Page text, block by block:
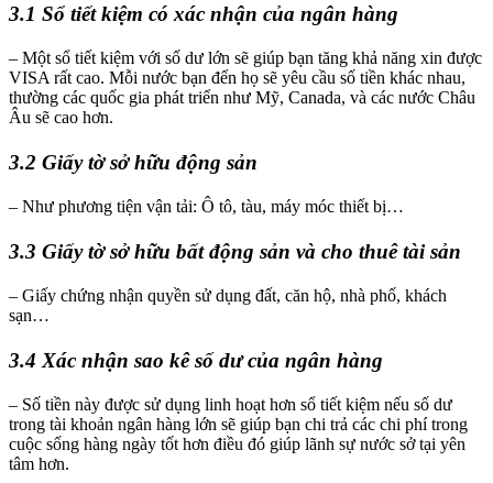
3.1 Sổ tiết kiệm có xác nhận của ngân hàng
– Một sổ tiết kiệm với số dư lớn sẽ giúp bạn tăng khả năng xin được
VISA rất cao. Mỗi nước bạn đến họ sẽ yêu cầu số tiền khác nhau,
thường các quốc gia phát triển như Mỹ, Canada, và các nước Châu
Âu sẽ cao hơn.
3.2 Giấy tờ sở hữu động sản
– Như phương tiện vận tải: Ô tô, tàu, máy móc thiết bị…
3.3 Giấy tờ sở hữu bất động sản và cho thuê tài sản
– Giấy chứng nhận quyền sử dụng đất, căn hộ, nhà phố, khách
sạn…
3.4 Xác nhận sao kê số dư của ngân hàng
– Số tiền này được sử dụng linh hoạt hơn sổ tiết kiệm nếu số dư
trong tài khoản ngân hàng lớn sẽ giúp bạn chi trả các chi phí trong
cuộc sống hàng ngày tốt hơn điều đó giúp lãnh sự nước sở tại yên
tâm hơn.